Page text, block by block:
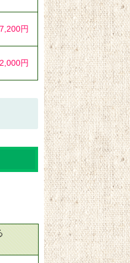
円
円